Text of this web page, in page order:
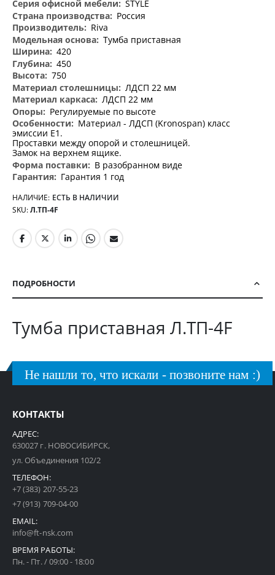
Дополнительная
информация
STYLE
Россия
Riva
Тумба приставная
420
450
750
ЛДСП 22 мм
ЛДСП 22 мм
Регулируемые по высоте
Материал - ЛДСП (Kronospan) класс
эмиссии Е1.
Проставки между опорой и столешницей.
Замок на верхнем ящике.
В разобранном виде
Гарантия 1 год
НАЛИЧИЕ: ЕСТЬ В НАЛИЧИИ
SKU Л.ТП-4F
ПОДРОБНОСТИ
Тумба приставная Л.ТП-4F
Не нашли то, что искали - позвоните нам :)
КОНТАКТЫ
АДРЕС:
630027 г. НОВОСИБИРСК,
ул. Объединения 102/2
ТЕЛЕФОН:
+7 (383) 207-55-23
+7 (913) 709-04-00
EMAIL:
info@ft-nsk.com
ВРЕМЯ РАБОТЫ:
Пн. - Пт. / 09:00 - 18:00